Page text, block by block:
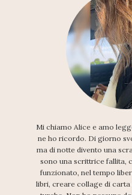
Mi chiamo Alice e amo
ne ho ricordo. Di giorno
ma di notte divento una
sono una scrittrice fallita,
funzionato, nel tempo
libri, creare collage di